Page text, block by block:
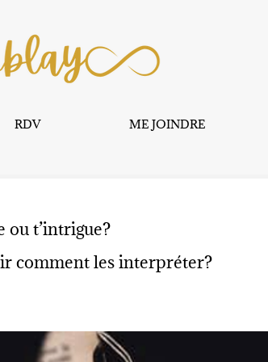
RDV ME JOINDRE
ou t’intrigue?
comment les interpréter?